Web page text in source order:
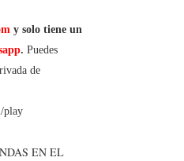
y solo tiene un
. Puedes
de
play
EN EL